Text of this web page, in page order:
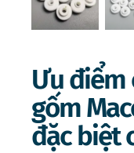
Ưu điểm
gốm
đặc biệt